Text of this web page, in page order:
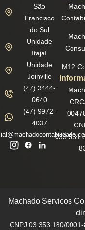
São
Francisco
do Sul
Unidade
Itajaí
Unidade
Joinville
(47) 3444-
0640
(47) 9972-
4037
M12
Machado Servicos
CNPJ 03.353.180/